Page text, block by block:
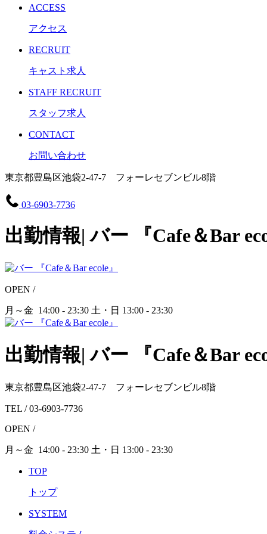
ACCESS
アクセス
RECRUIT
キャスト求人
STAFF RECRUIT
スタッフ求人
CONTACT
お問い合わせ
東京都豊島区池袋2-47-7 フォーレセブンビル8階
03-6903-7736
出勤情報| バー 『Cafe＆Bar
OPEN /
月～金 14:00 - 23:30 土・日 13:00 - 23:30
出勤情報| バー 『Cafe＆Bar
東京都豊島区池袋2-47-7 フォーレセブンビル8階
TEL /03-6903-7736
OPEN /
月～金 14:00 - 23:30 土・日 13:00 - 23:30
TOP
トップ
SYSTEM